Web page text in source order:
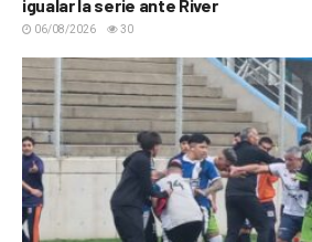
igualar la serie ante River
06/08/2026 30